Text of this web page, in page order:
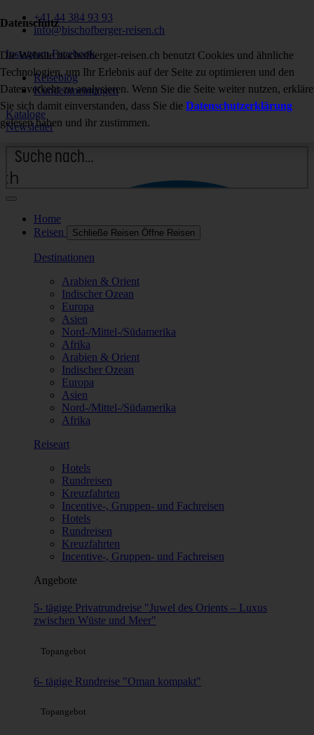
+41 44 384 93 93
info@bischofberger-reisen.ch
Instagram Facebook
Reiseblog
Kundenmeinungen
Kataloge
Newsletter
Home
Reisen
Schließe Reisen Öffne Reisen
Destinationen
Arabien & Orient
Indischer Ozean
Europa
Asien
Nord-/Mittel-/Südamerika
Afrika
Arabien & Orient
Indischer Ozean
Europa
Asien
Nord-/Mittel-/Südamerika
Afrika
Reiseart
Hotels
Rundreisen
Kreuzfahrten
Incentive-, Gruppen- und Fachreisen
Hotels
Rundreisen
Kreuzfahrten
Incentive-, Gruppen- und Fachreisen
Angebote
5- tägige Privatrundreise "Juwel des Orients – Luxus
zwischen Wüste und Meer"
Topangebot
6- tägige Rundreise "Oman kompakt"
Topangebot
Datenschutz
Die Website bischofberger-reisen.ch benutzt Cookies und ähnliche
Technologien, um Ihr Erlebnis auf der Seite zu optimieren und den
Datenverkehr zu analysieren. Wenn Sie die Seite weiter nutzen,
Sie sich damit einverstanden, dass Sie die Datenschutzerklärung
gelesen haben und ihr zustimmen.